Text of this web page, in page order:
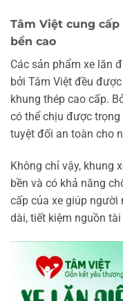
Tâm Việt cung
bền cao
Các sản phẩm xe lăn
bởi Tâm Việt đều
khung thép cao cấp.
có thể chịu được
tuyệt đối an toàn cho
Không chỉ vậy, khung
bền và có khả năng
cấp của xe giúp người
dài, tiết kiệm nguồn